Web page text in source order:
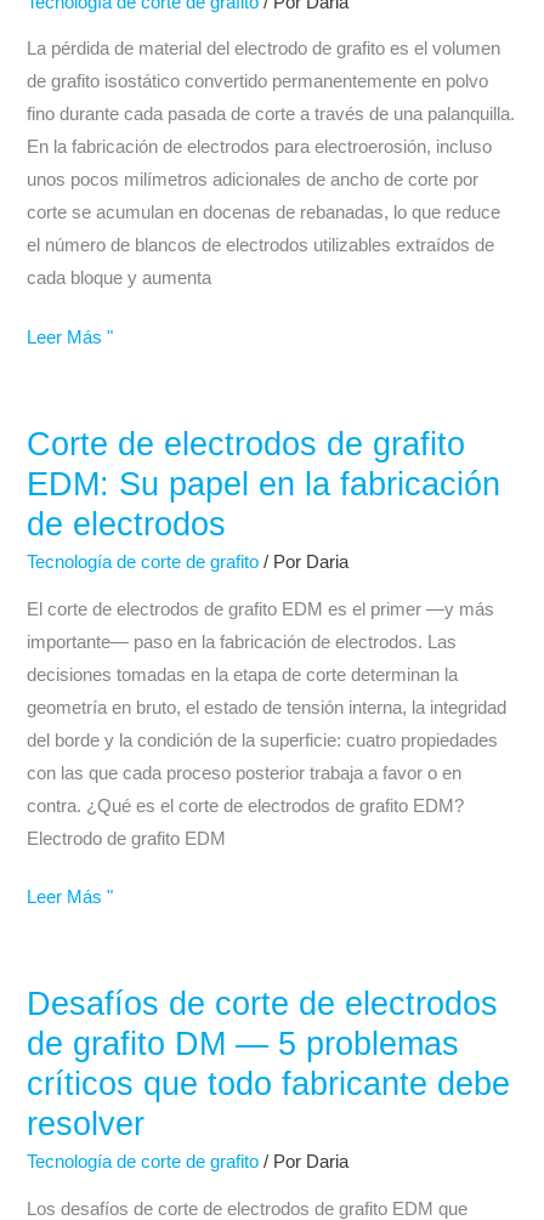
La pérdida de material del electrodo de grafito es el volumen
de grafito isostático convertido permanentemente en polvo
fino durante cada pasada de corte a través de una palanquilla.
En la fabricación de electrodos para electroerosión, incluso
unos pocos milímetros adicionales de ancho de corte por
corte se acumulan en docenas de rebanadas, lo que reduce
el número de blancos de electrodos utilizables extraídos de
cada bloque y aumenta
determina
material
Leer Más "
Corte de electrodos de grafito
EDM: Su papel en la fabricación
de electrodos
Tecnología de corte de grafito / Por Daria
El corte de electrodos de grafito EDM es el primer —y más
importante— paso en la fabricación de electrodos. Las
decisiones tomadas en la etapa de corte determinan la
geometría en bruto, el estado de tensión interna, la integridad
del borde y la condición de la superficie: cuatro propiedades
con las que cada proceso posterior trabaja a favor o en
contra. ¿Qué es el corte de electrodos de grafito EDM?
Electrodo de grafito EDM
Corte
de
de
grafito
EDM:
Su
papel
en
la
fabricación
de
electrodos
Leer Más "
Desafíos de corte de electrodos
de grafito DM — 5 problemas
críticos que todo fabricante debe
resolver
Tecnología de corte de grafito / Por Daria
Los desafíos de corte de electrodos de grafito EDM que
Desafíos
de
de
electrodos
de